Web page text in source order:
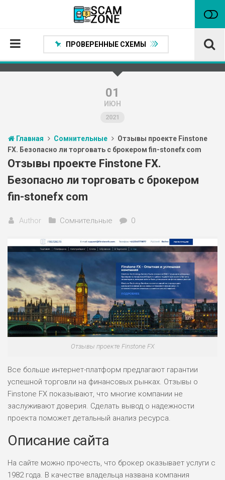
Проверенные способы заработка
Статьи
Партнеры
ПРОВЕРЕННЫЕ СХЕМЫ
01
ИЮН
2021
Главная Сомнительные
Отзывы проекте Finstone
FX. Безопасно ли торговать с брокером fin-stonefx com
Отзывы проекте Finstone FX.
Безопасно ли торговать с брокером
fin-stonefx com
Author Сомнительные 0
Отзывы проекте Finstone FX
Все больше интернет-платформ предлагают гарантии
успешной торговли на финансовых рынках. Отзывы о
Finstone FX показывают, что многие компании не
заслуживают доверия. Сделать вывод о надежности
проекта поможет детальный анализ ресурса.
Описание сайта
На сайте можно прочесть, что брокер оказывает услуги с
1982 года. В качестве владельца названа компания